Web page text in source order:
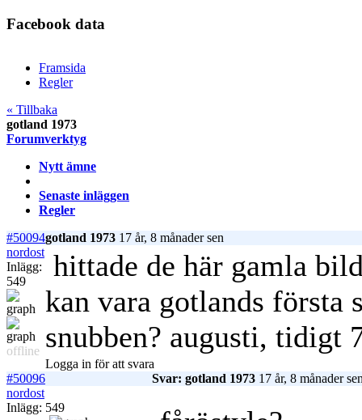
Facebook data
Framsida
Regler
« Tillbaka
gotland 1973
Forumverktyg
Nytt ämne
Senaste inläggen
Regler
#50094gotland 1973 17 år, 8 månader sen
nordost
Inlägg:
549
offline
hittade de här gamla
kan vara gotlands första
snubben? augusti, tidigt
Logga in för att svara
#50096
Svar: gotland 1973 17 år, 8 månader
nordost
Inlägg: 549